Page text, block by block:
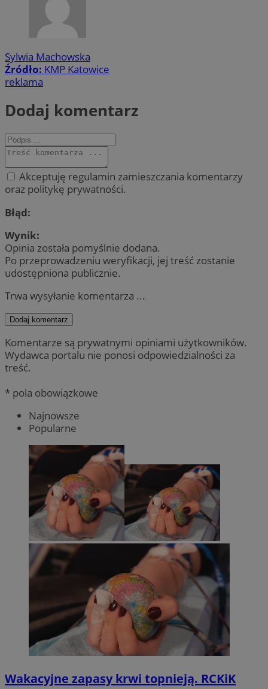
Sylwia Machowska
Źródło: KMP Katowice
reklama
Dodaj komentarz
Akceptuję regulamin zamieszczania komentarzy
oraz politykę prywatności.
Błąd:
Wynik:
Opinia została pomyślnie dodana.
Po przeprowadzeniu weryfikacji, jej treść zostanie
udostępniona publicznie.
Trwa wysyłanie komentarza ...
Dodaj komentarz
Komentarze są prywatnymi opiniami użytkowników.
Wydawca portalu nie ponosi odpowiedzialności za
treść.
* pola obowiązkowe
Najnowsze
Popularne
Wakacyjne zapasy krwi topnieją. RCKiK